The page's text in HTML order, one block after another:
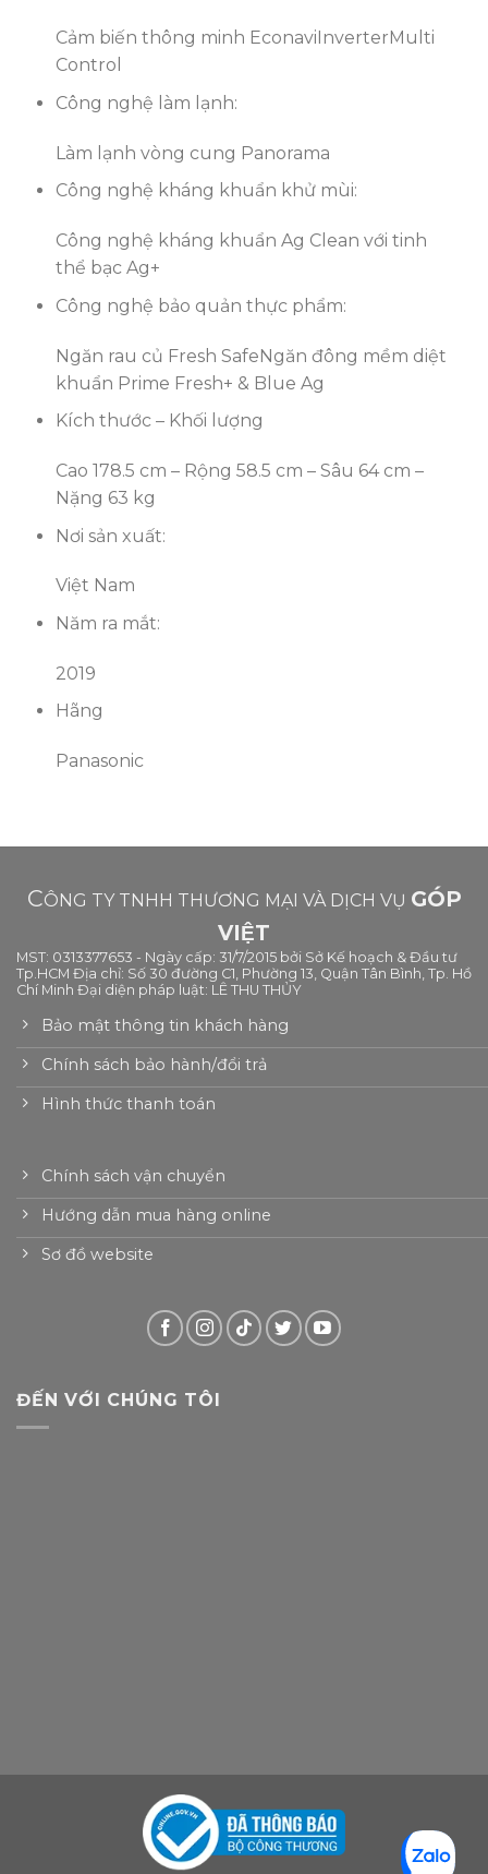
Cảm biến thông minh Econavi Inverter Multi
Control
Công nghệ làm lạnh:
Làm lạnh vòng cung Panorama
Công nghệ kháng khuẩn khử mùi:
Công nghệ kháng khuẩn Ag Clean với tinh
thể bạc Ag+
Công nghệ bảo quản thực phẩm:
Ngăn rau củ Fresh SafeNgăn đông mềm diệt
khuẩn Prime Fresh+ & Blue Ag
Kích thước – Khối lượng
Cao 178.5 cm – Rộng 58.5 cm – Sâu 64 cm –
Nặng 63 kg
Nơi sản xuất:
Việt Nam
Năm ra mắt:
2019
Hãng
Panasonic
CÔNG TY TNHH THƯƠNG MẠI VÀ DỊCH VỤ GÓP
VIỆT
MST: 0313377653 - Ngày cấp: 31/7/2015 bởi Sở Kế hoạch & Đầu tư
Tp.HCM Địa chỉ: Số 30 đường C1, Phường 13, Quận Tân Bình, Tp. Hồ
Chí Minh Đại diện pháp luật: LÊ THU THỦY
Bảo mật thông tin khách hàng
Chính sách bảo hành/đổi trả
Hình thức thanh toán
Chính sách vận chuyển
Hướng dẫn mua hàng online
Sơ đồ website
ĐẾN VỚI CHÚNG TÔI